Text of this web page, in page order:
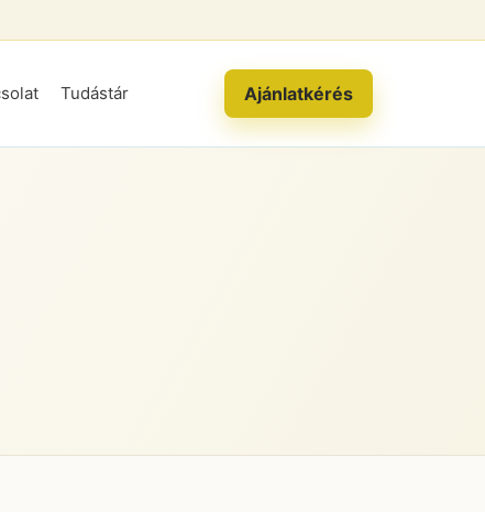
Tudástár Ajánlatkérés